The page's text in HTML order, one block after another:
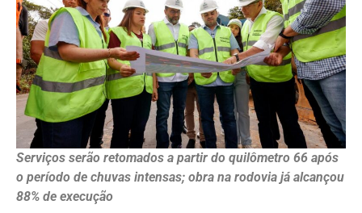
Serviços serão retomados a partir do quilômetro 66 após
o período de chuvas intensas; obra na rodovia já alcançou
88% de execução